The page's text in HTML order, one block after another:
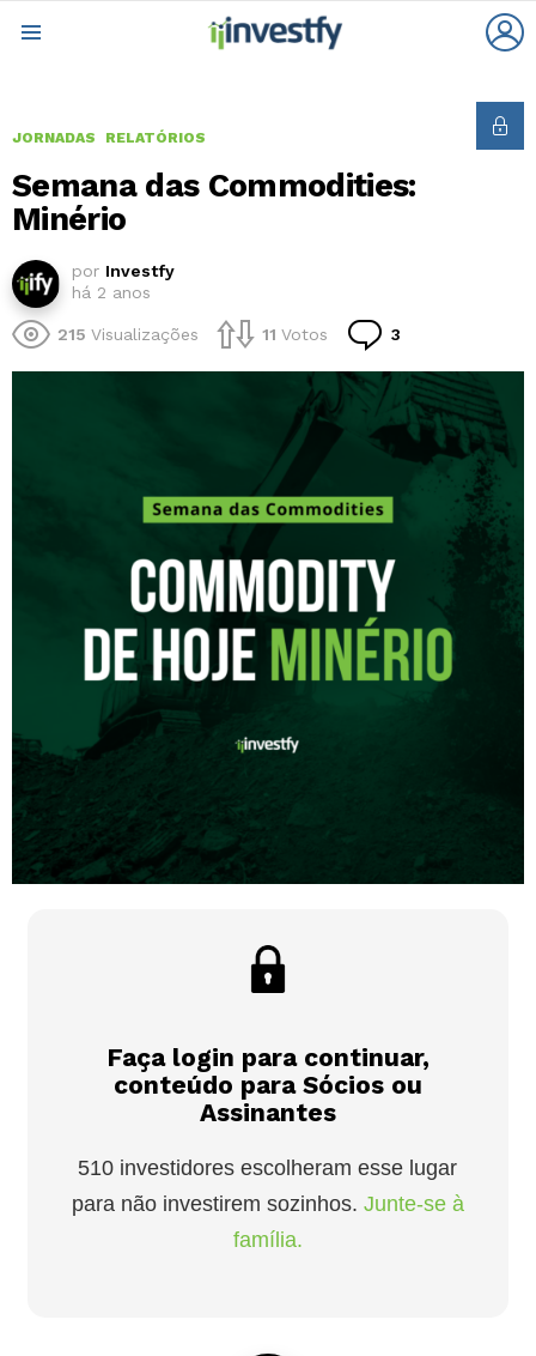
JORNADAS RELATÓRIOS
Semana das Commodities:
Minério
por Investfy
há 2 anos
215 Visualizações 11 Votos 3
Faça login para continuar,
conteúdo para Sócios ou
Assinantes
510 investidores escolheram esse lugar
para não investirem sozinhos. Junte-se à
família.